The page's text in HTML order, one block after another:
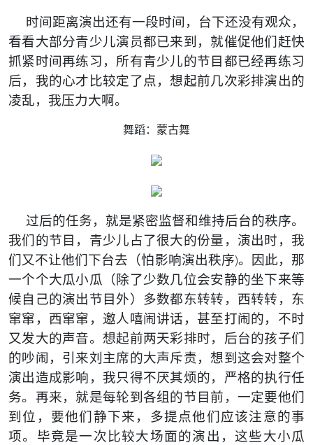
时间距离演出还有一段时间，台下还没有观众，
看看大部分青少儿演员都已来到，就催促他们赶快
抓紧时间再练习，所有青少儿的节目都已经再练习
后，我的心才比较定了点，想起前几次彩排演出的
凌乱，我压力大啊。
舞蹈：蒙古舞
过后的任务，就是紧密监督和维持后台的秩序。
我们的节目，青少儿占了很大的份量，演出时，我
们又不让他们下台去（怕影响演出秩序)。因此，那
一个个大瓜小瓜（除了少数几位会安静的坐下来等
候自己的演出节目外）多数都东转转，西转转，东
窜窜，西窜窜，邀人嘻闹讲话，甚至打闹的，不时
又发大的声音。想起前两天彩排时，后台的孩子们
的吵闹，引来刘主席的大声斥责，想到这会对整个
演出造成影响，我只得不厌其烦的，严格的执行任
务。再来，就是每轮到各组的节目前，一定要他们
到位，要他们静下来，多提点他们应该注意的事
项。毕竟是一次比较大场面的演出，这些大小瓜